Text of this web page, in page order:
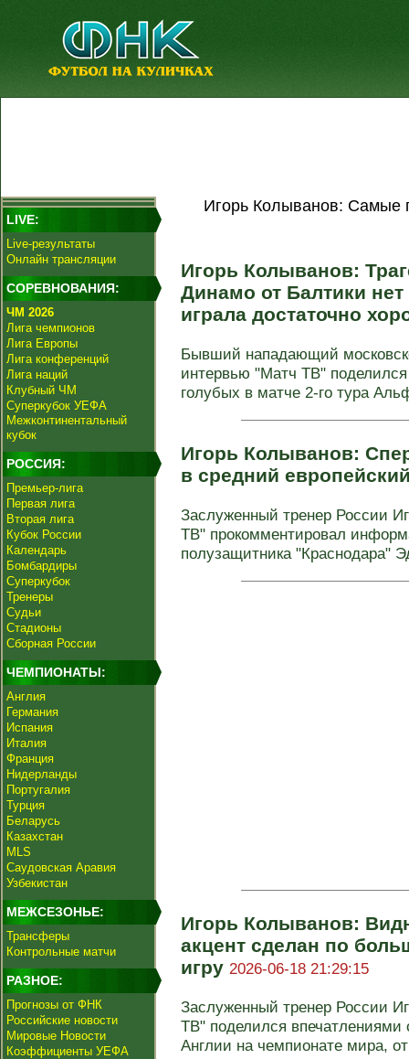
LIVE:
Live-результаты
Онлайн трансляции
СОРЕВНОВАНИЯ:
ЧМ 2026
Лига чемпионов
Лига Европы
Лига конференций
Лига наций
Клубный ЧМ
Суперкубок УЕФА
Межконтинентальный
кубок
РОССИЯ:
Премьер-лига
Первая лига
Вторая лига
Кубок России
Календарь
Бомбардиры
Суперкубок
Тренеры
Судьи
Стадионы
Сборная России
ЧЕМПИОНАТЫ:
Англия
Германия
Испания
Италия
Франция
Нидерланды
Португалия
Турция
Беларусь
Казахстан
MLS
Саудовская Аравия
Узбекистан
МЕЖСЕЗОНЬЕ:
Трансферы
Контрольные матчи
РАЗНОЕ:
Прогнозы от ФНК
Российские новости
Мировые Новости
Коэффициенты УЕФА
Игорь Колыванов: Самые
Игорь Колыванов:
Динамо от Балтики
играла достаточно
Бывший нападающий
интервью "Матч ТВ"
голубых в матче 2-го тура
Игорь Колыванов:
в средний
Заслуженный тренер России
ТВ" прокомментировал
полузащитника "Краснодара"
Игорь Колыванов:
акцент сделан по
игру 2026-06-18 21:29:15
Заслуженный тренер России
ТВ" поделился впечатлениями
Англии на чемпионате мира,